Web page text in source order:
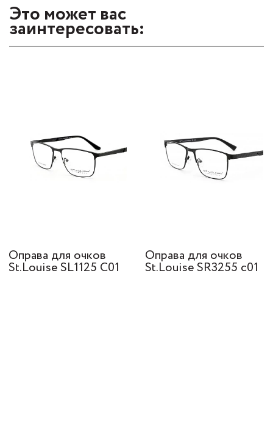
Это может вас
заинтересовать:
Оправа для очков
St.Louise SL1125 C01
Оправа для очков
St.Louise SR3255 с01